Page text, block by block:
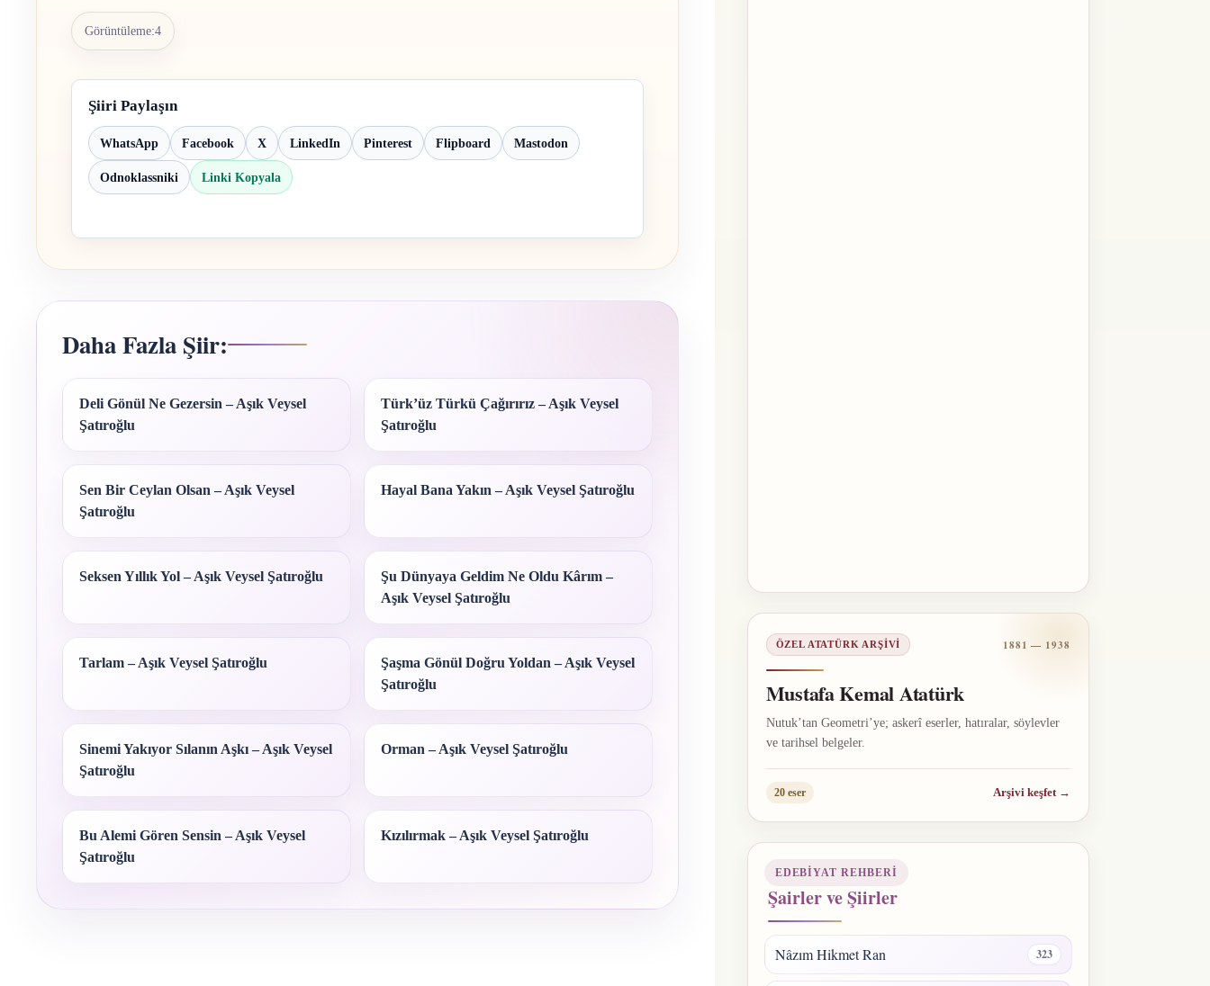
Görüntüleme:4
Şiiri Paylaşın
WhatsApp Facebook X LinkedIn Pinterest Flipboard Mastodon
Odnoklassniki Linki Kopyala
Daha Fazla Şiir:
Deli Gönül Ne Gezersin – Aşık Veysel
Şatıroğlu
Türk’üz Türkü Çağırırız – Aşık Veysel
Şatıroğlu
Sen Bir Ceylan Olsan – Aşık Veysel
Şatıroğlu
Hayal Bana Yakın – Aşık Veysel Şatıroğlu
Seksen Yıllık Yol – Aşık Veysel Şatıroğlu
Şu Dünyaya Geldim Ne Oldu Kârım –
Aşık Veysel Şatıroğlu
Tarlam – Aşık Veysel Şatıroğlu
Şaşma Gönül Doğru Yoldan – Aşık Veysel
Şatıroğlu
Sinemi Yakıyor Sılanın Aşkı – Aşık Veysel
Şatıroğlu
Orman – Aşık Veysel Şatıroğlu
Bu Alemi Gören Sensin – Aşık Veysel
Şatıroğlu
Kızılırmak – Aşık Veysel Şatıroğlu
ÖZEL ATATÜRK ARŞIVI 1881 — 1938
Mustafa Kemal Atatürk
Nutuk’tan Geometri’ye; askerî eserler, hatıralar, söylevler
ve tarihsel belgeler.
20 eser Arşivi keşfet →
EDEBIYAT REHBERI
Şairler ve Şiirler
Nâzım Hikmet Ran 323